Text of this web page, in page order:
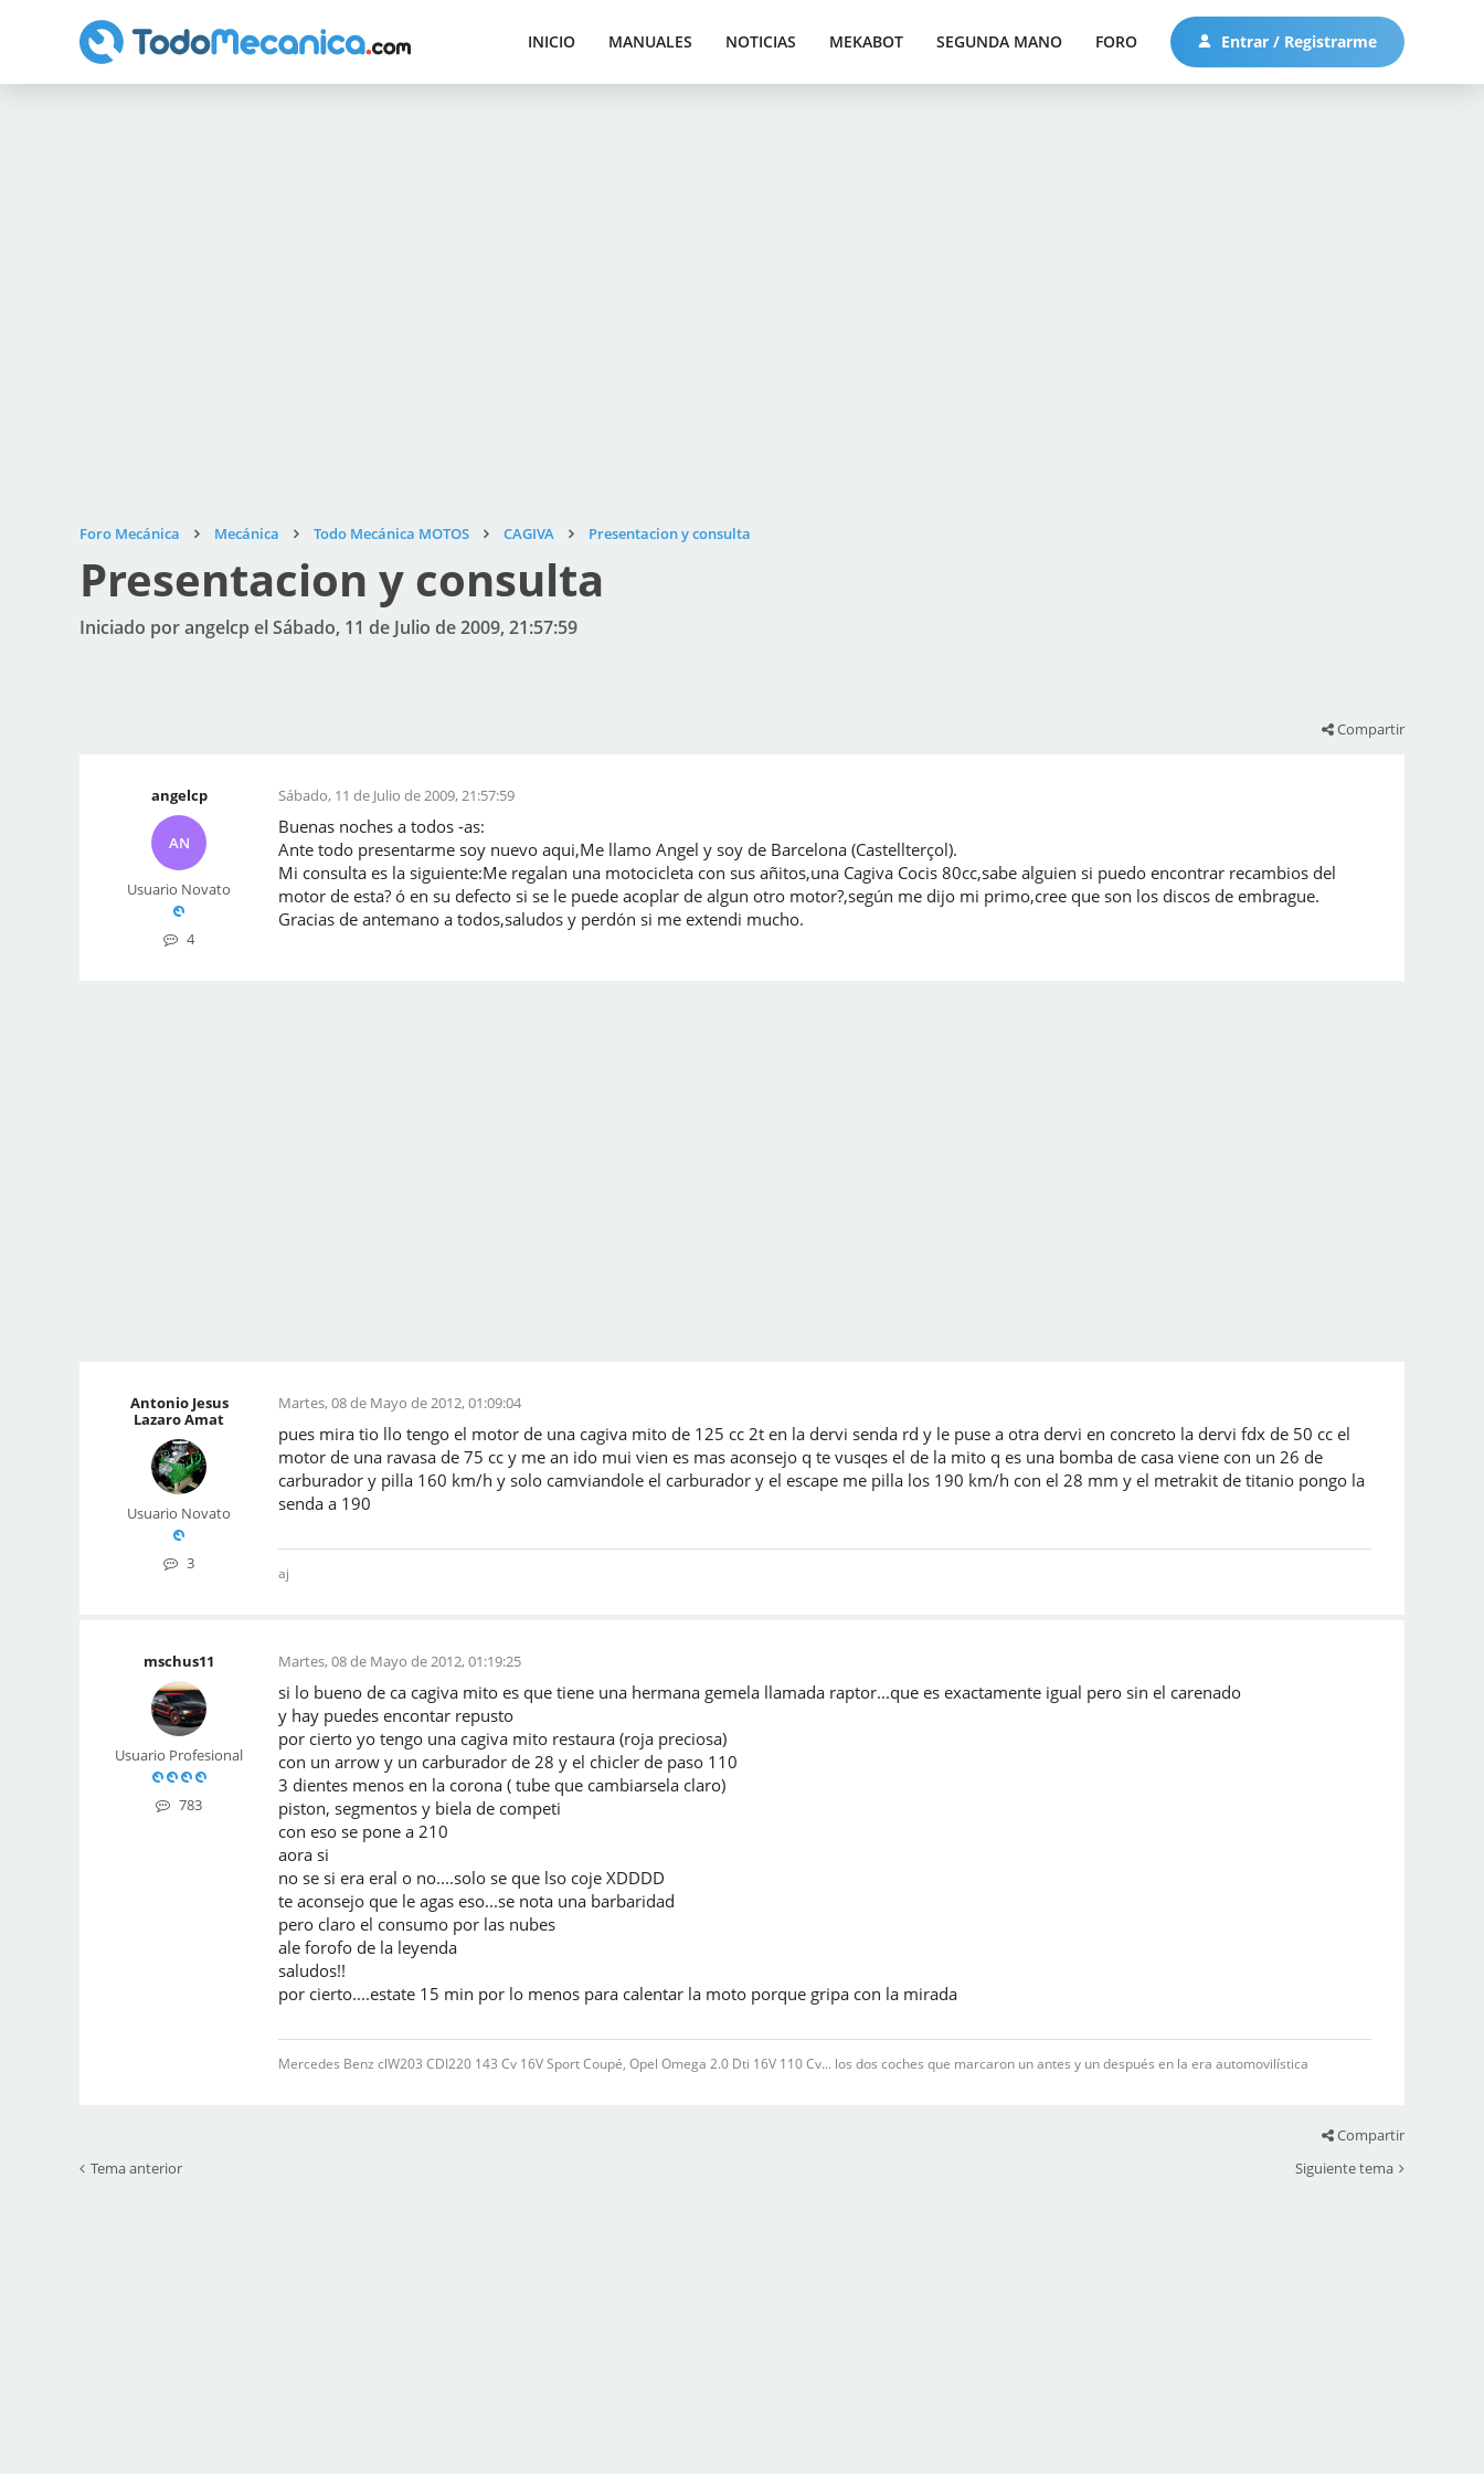
INICIO MANUALES NOTICIAS MEKABOT SEGUNDA MANO FORO Entrar / Registrarme
Foro Mecánica Mecánica Todo Mecánica MOTOS CAGIVA Presentacion y consulta
Presentacion y consulta
Iniciado por angelcp el Sábado, 11 de Julio de 2009, 21:57:59
Compartir
angelcp
AN
Usuario Novato
4
Sábado, 11 de Julio de 2009, 21:57:59
Buenas noches a todos -as:
Ante todo presentarme soy nuevo aqui,Me llamo Angel y soy de Barcelona (Castellterçol).
Mi consulta es la siguiente:Me regalan una motocicleta con sus añitos,una Cagiva Cocis 80cc,sabe alguien si puedo encontrar recambios del
motor de esta? ó en su defecto si se le puede acoplar de algun otro motor?,según me dijo mi primo,cree que son los discos de embrague.
Gracias de antemano a todos,saludos y perdón si me extendi mucho.
Antonio Jesus
Lazaro Amat
Usuario Novato
3
Martes, 08 de Mayo de 2012, 01:09:04
pues mira tio llo tengo el motor de una cagiva mito de 125 cc 2t en la dervi senda rd y le puse a otra dervi en concreto la dervi fdx de 50 cc el
motor de una ravasa de 75 cc y me an ido mui vien es mas aconsejo q te vusqes el de la mito q es una bomba de casa viene con un 26 de
carburador y pilla 160 km/h y solo camviandole el carburador y el escape me pilla los 190 km/h con el 28 mm y el metrakit de titanio pongo la
senda a 190
aj
mschus11
Usuario Profesional
783
Martes, 08 de Mayo de 2012, 01:19:25
si lo bueno de ca cagiva mito es que tiene una hermana gemela llamada raptor...que es exactamente igual pero sin el carenado
y hay puedes encontar repusto
por cierto yo tengo una cagiva mito restaura (roja preciosa)
con un arrow y un carburador de 28 y el chicler de paso 110
3 dientes menos en la corona ( tube que cambiarsela claro)
piston, segmentos y biela de competi
con eso se pone a 210
aora si
no se si era eral o no....solo se que lso coje XDDDD
te aconsejo que le agas eso...se nota una barbaridad
pero claro el consumo por las nubes
ale forofo de la leyenda
saludos!!
por cierto....estate 15 min por lo menos para calentar la moto porque gripa con la mirada
Mercedes Benz clW203 CDI220 143 Cv 16V Sport Coupé, Opel Omega 2.0 Dti 16V 110 Cv... los dos coches que marcaron un antes y un después en la era automovilística
Compartir
Tema anterior
Siguiente tema